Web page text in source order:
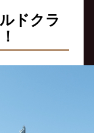
ドクラ